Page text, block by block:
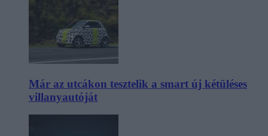
Már az utcákon tesztelik a smart új kétüléses
villanyautóját